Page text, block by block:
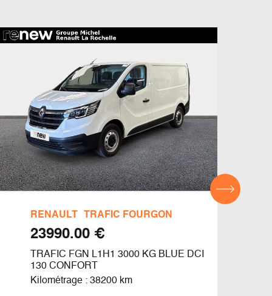
RENAULT TRAFIC FOURGON
€ 23990.00
TRAFIC FGN L1H1 3000 KG BLUE DCI
130 CONFORT
Kilométrage : 38200 km